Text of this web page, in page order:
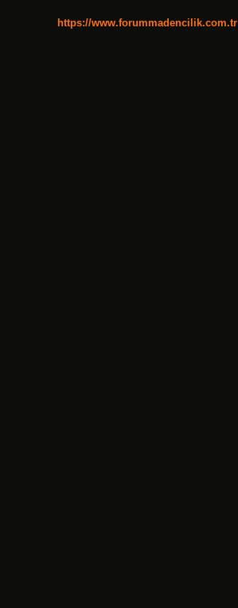
https://www.forummadencilik.com.tr